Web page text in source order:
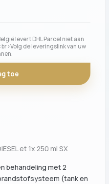
levert DHL Parcel niet aan
de leveringslink van uw
toe
et 1x 250 ml SX
behandeling met 2
(tank en